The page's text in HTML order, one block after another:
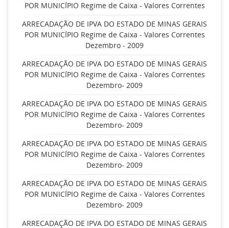
POR MUNICÍPIO Regime de Caixa - Valores Correntes
ARRECADAÇÃO DE IPVA DO ESTADO DE MINAS GERAIS
POR MUNICÍPIO Regime de Caixa - Valores Correntes
Dezembro - 2009
ARRECADAÇÃO DE IPVA DO ESTADO DE MINAS GERAIS
POR MUNICÍPIO Regime de Caixa - Valores Correntes
Dezembro- 2009
ARRECADAÇÃO DE IPVA DO ESTADO DE MINAS GERAIS
POR MUNICÍPIO Regime de Caixa - Valores Correntes
Dezembro- 2009
ARRECADAÇÃO DE IPVA DO ESTADO DE MINAS GERAIS
POR MUNICÍPIO Regime de Caixa - Valores Correntes
Dezembro- 2009
ARRECADAÇÃO DE IPVA DO ESTADO DE MINAS GERAIS
POR MUNICÍPIO Regime de Caixa - Valores Correntes
Dezembro- 2009
ARRECADAÇÃO DE IPVA DO ESTADO DE MINAS GERAIS